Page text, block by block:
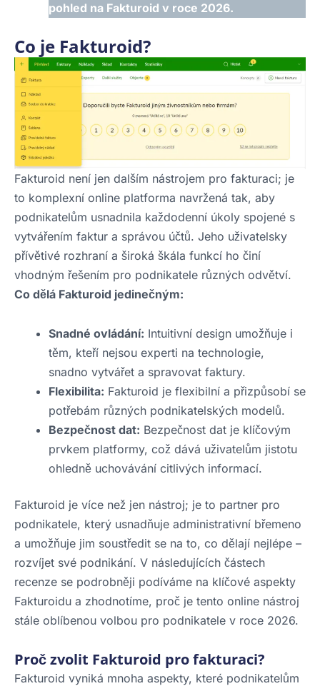
pohled na Fakturoid v roce 2026.
Co je Fakturoid?
Fakturoid není jen dalším nástrojem pro fakturaci; je
to komplexní online platforma navržená tak, aby
podnikatelům usnadnila každodenní úkoly spojené s
vytvářením faktur a správou účtů. Jeho uživatelsky
přívětivé rozhraní a široká škála funkcí ho činí
vhodným řešením pro podnikatele různých odvětví.
Co dělá Fakturoid jedinečným:
Snadné ovládání: Intuitivní design umožňuje i
těm, kteří nejsou experti na technologie,
snadno vytvářet a spravovat faktury.
Flexibilita: Fakturoid je flexibilní a přizpůsobí se
potřebám různých podnikatelských modelů.
Bezpečnost dat: Bezpečnost dat je klíčovým
prvkem platformy, což dává uživatelům jistotu
ohledně uchovávání citlivých informací.
Fakturoid je více než jen nástroj; je to partner pro
podnikatele, který usnadňuje administrativní břemeno
a umožňuje jim soustředit se na to, co dělají nejlépe –
rozvíjet své podnikání. V následujících částech
recenze se podrobněji podíváme na klíčové aspekty
Fakturoidu a zhodnotíme, proč je tento online nástroj
stále oblíbenou volbou pro podnikatele v roce 2026.
Proč zvolit Fakturoid pro fakturaci?
Fakturoid vyniká mnoha aspekty, které podnikatelům